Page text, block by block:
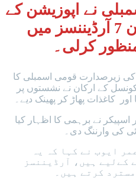
نے اپوزیشن کے
شور شرابے کے دوران 7 آرڈیننسز میں
کرلی۔
کی زیرصدارت قومی اسمبلی کا
کے ارکان نے نشستوں پر
کاغذات پھاڑ کر پھینک دیے۔
نے برہمی کا اظہار کیا
کی وارننگ دی۔
ایوب نے کہا کہ یہ
کےلیے ہیں، آرڈیننسز
کرتے ہیں۔